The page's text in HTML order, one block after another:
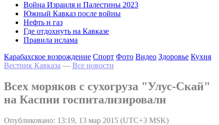
Война Израиля и Палестины 2023
Южный Кавказ после войны
Нефть и газ
Где отдохнуть на Кавказе
Правила ислама
Карабахское возрождение Спорт Фото Видео Здоровье Кухня
Вестник Кавказа — Все новости
Всех моряков с сухогруза "Улус-Скай"
на Каспии госпитализировали
Опубликовано: 13:19, 13 мар 2015 (UTC+3 MSK)